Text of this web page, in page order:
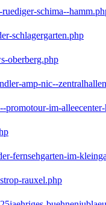
schima--
schlagergarten.php
oberberg.php
amp-nic--
promotour-im-
fernsehgarten-im-
rauxel.php